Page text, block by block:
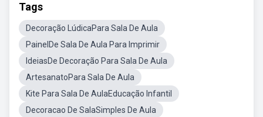
Tags
Decoração LúdicaPara Sala De Aula
PainelDe Sala De Aula Para Imprimir
IdeiasDe Decoração Para Sala De Aula
ArtesanatoPara Sala De Aula
Kite Para Sala De AulaEducação Infantil
Decoracao De SalaSimples De Aula